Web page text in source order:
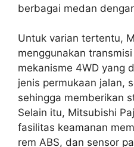
berbagai medan
Untuk varian tertentu,
menggunakan
mekanisme 4WD yang
jenis permukaan jalan,
sehingga memberikan
Selain itu, Mitsubishi
fasilitas keamanan
rem ABS, dan sensor